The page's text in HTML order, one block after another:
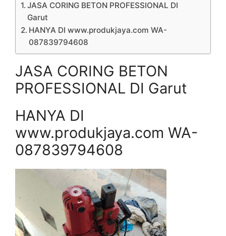
JASA CORING BETON PROFESSIONAL DI
Garut
HANYA DI www.produkjaya.com WA-
087839794608
JASA CORING BETON
PROFESSIONAL DI Garut
HANYA DI
www.produkjaya.com WA-
087839794608